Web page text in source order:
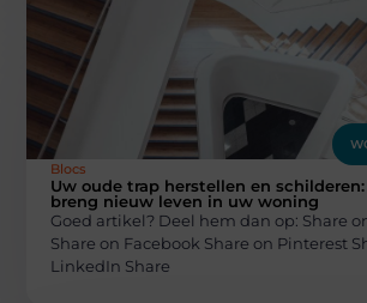
Blocs
Uw oude trap herstellen en schilderen:
breng nieuw leven in uw woning
Goed artikel? Deel hem dan op: Share
Share on Facebook Share on Pinterest
LinkedIn Share